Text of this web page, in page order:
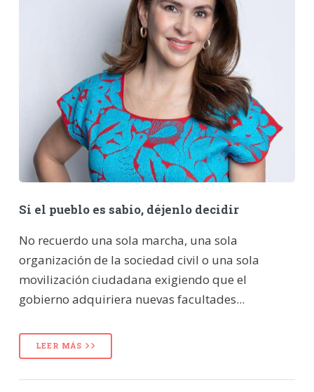
Si el pueblo es sabio, déjenlo decidir
No recuerdo una sola marcha, una sola
organización de la sociedad civil o una sola
movilización ciudadana exigiendo que el
gobierno adquiriera nuevas facultades...
LEER MÁS